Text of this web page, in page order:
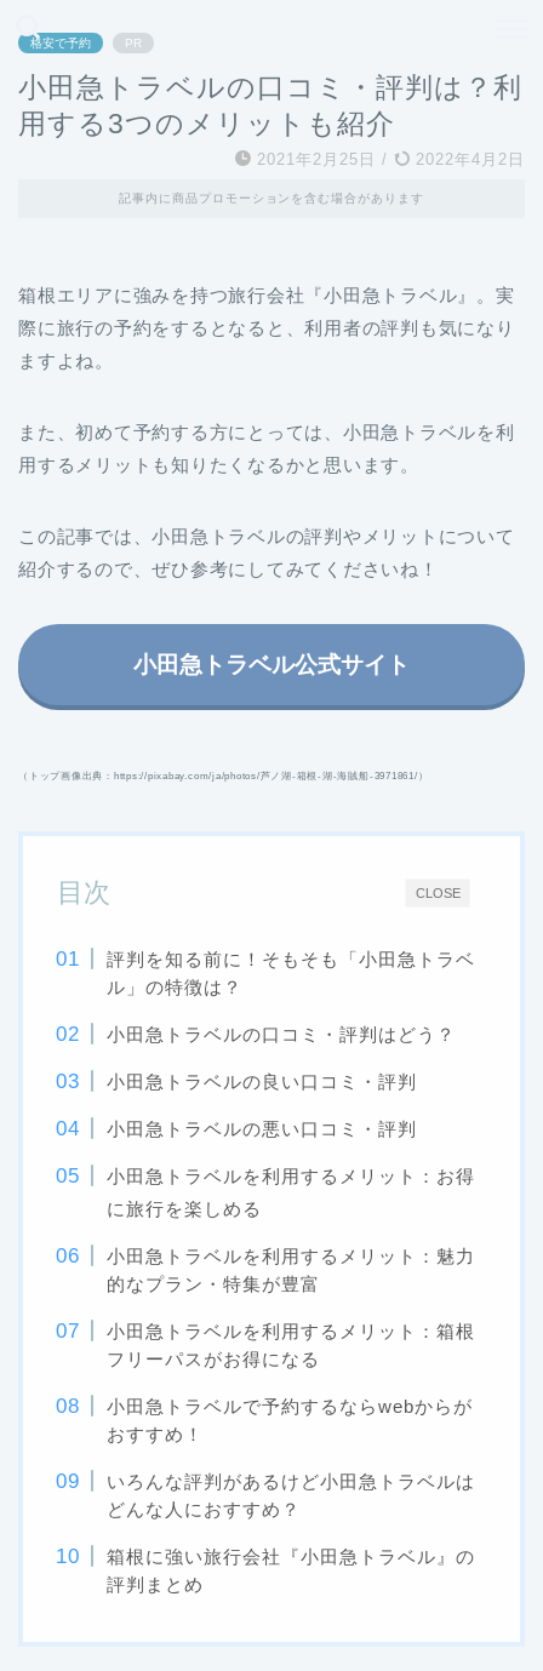
格安で予約 PR
小田急トラベルの口コミ・評判は？利
用する3つのメリットも紹介
2021年2月25日 / 2022年4月2日
記事内に商品プロモーションを含む場合があります
箱根エリアに強みを持つ旅行会社『小田急トラベル』。実
際に旅行の予約をするとなると、利用者の評判も気になり
ますよね。
また、初めて予約する方にとっては、小田急トラベルを利
用するメリットも知りたくなるかと思います。
この記事では、小田急トラベルの評判やメリットについて
紹介するので、ぜひ参考にしてみてくださいね！
小田急トラベル公式サイト
（トップ画像出典：https://pixabay.com/ja/photos/芦ノ湖-箱根-湖-海賊船-3971861/）
CLOSE
目次
評判を知る前に！そもそも「小田急トラベ
ル」の特徴は？
小田急トラベルの口コミ・評判はどう？
小田急トラベルの良い口コミ・評判
小田急トラベルの悪い口コミ・評判
小田急トラベルを利用するメリット：お得
に旅行を楽しめる
小田急トラベルを利用するメリット：魅力
的なプラン・特集が豊富
小田急トラベルを利用するメリット：箱根
フリーパスがお得になる
小田急トラベルで予約するならwebからが
おすすめ！
いろんな評判があるけど小田急トラベルは
どんな人におすすめ？
箱根に強い旅行会社『小田急トラベル』の
評判まとめ